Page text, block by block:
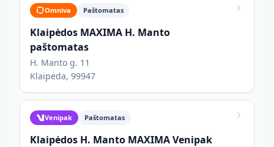
Omniva Paštomatas
Klaipėdos MAXIMA H. Manto
paštomatas
H. Manto g. 11
Klaipėda, 99947
Venipak Paštomatas
Klaipėdos H. Manto MAXIMA Venipak